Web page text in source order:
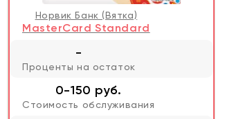
Норвик Банк (Вятка)
MasterCard Standard
-
Проценты на остаток
0-150 руб.
Стоимость обслуживания